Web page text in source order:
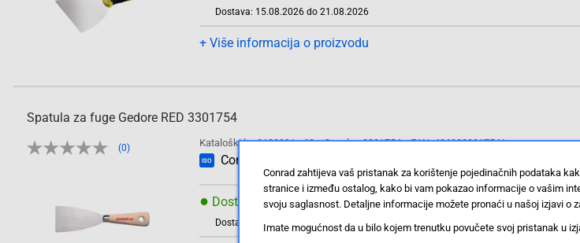
Dostava: 15.08.2026 do 21.08.2026
+ Više informacija o proizvodu
Spatula za fuge Gedore RED 3301754
(0) Kataloški br: 2188991 - 62 Oznaka: 3301754 EAN: 4060833017541
ISO Conrad Electronic SE
● Dostupno online (Skladište: Njemačka)
Dostava: 15.08.2026 do 21.08.2026
Conrad zahtijeva vaš pristanak za korištenje pojedinačnih podataka
stranice i između ostalog, kako bi vam pokazao informacije o vašim
svoju saglasnost. Detaljne informacije možete pronaći u našoj izjavi o
Imate mogućnost da u bilo kojem trenutku povučete svoj pristanak u